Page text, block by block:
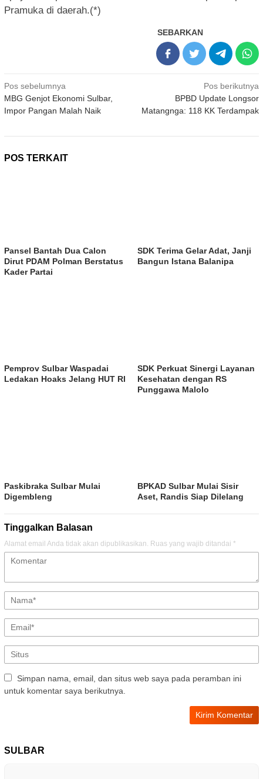
Pramuka di daerah.(*)
SEBARKAN
Navigasi
pos
Pos sebelumnya
MBG Genjot Ekonomi Sulbar,
Impor Pangan Malah Naik
Pos berikutnya
BPBD Update Longsor
Matangnga: 118 KK Terdampak
POS TERKAIT
Pansel Bantah Dua Calon
Dirut PDAM Polman Berstatus
Kader Partai
SDK Terima Gelar Adat, Janji
Bangun Istana Balanipa
Pemprov Sulbar Waspadai
Ledakan Hoaks Jelang HUT RI
SDK Perkuat Sinergi Layanan
Kesehatan dengan RS
Punggawa Malolo
Paskibraka Sulbar Mulai
Digembleng
BPKAD Sulbar Mulai Sisir
Aset, Randis Siap Dilelang
Tinggalkan Balasan
Alamat email Anda tidak akan dipublikasikan. Ruas yang wajib ditandai *
Simpan nama, email, dan situs web saya pada peramban ini
untuk komentar saya berikutnya.
SULBAR